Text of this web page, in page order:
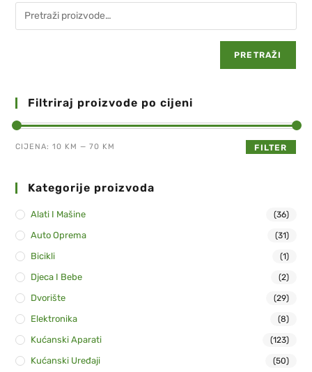
PRETRAŽI
Filtriraj proizvode po cijeni
FILTER
CIJENA:10 KM —70 KM
Kategorije proizvoda
Alati I Mašine (36)
Auto Oprema (31)
Bicikli (1)
Djeca I Bebe (2)
Dvorište (29)
Elektronika (8)
Kućanski Aparati (123)
Kućanski Uređaji (50)